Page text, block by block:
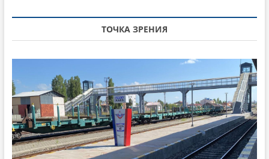
v
t
i
o
n
т
ь
я
:
а
я
:
ТОЧКА ЗРЕНИЯ